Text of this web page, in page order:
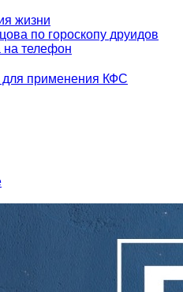
жизни
по гороскопу друидов
телефон
применения КФС